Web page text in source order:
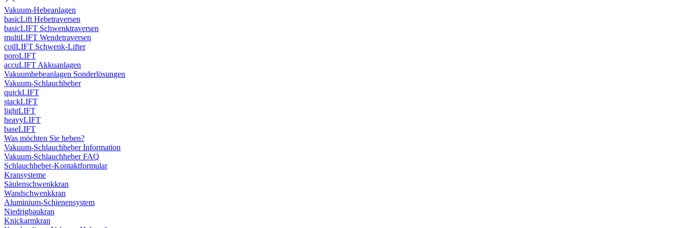
Vakuum-Hebeanlagen
basicLift Hebetraversen
basicLIFT Schwenktraversen
multiLIFT Wendetraversen
coilLIFT Schwenk-Lifter
poroLIFT
accuLIFT Akkuanlagen
Vakuumhebeanlagen Sonderlösungen
Vakuum-Schlauchheber
quickLIFT
stackLIFT
lightLIFT
heavyLIFT
baseLIFT
Was möchten Sie heben?
Vakuum-Schlauchheber Information
Vakuum-Schlauchheber FAQ
Schlauchheber-Kontaktformular
Kransysteme
Säulenschwenkkran
Wandschwenkkran
Aluminium-Schienensystem
Niedrigbaukran
Knickarmkran